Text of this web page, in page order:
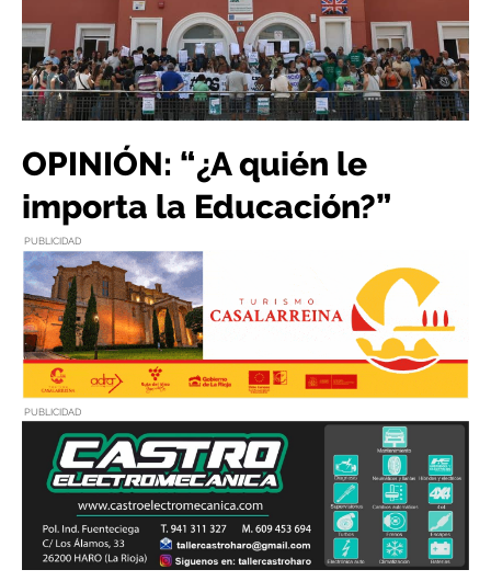
OPINIÓN: “¿A quién le
importa la Educación?”
PUBLICIDAD
PUBLICIDAD